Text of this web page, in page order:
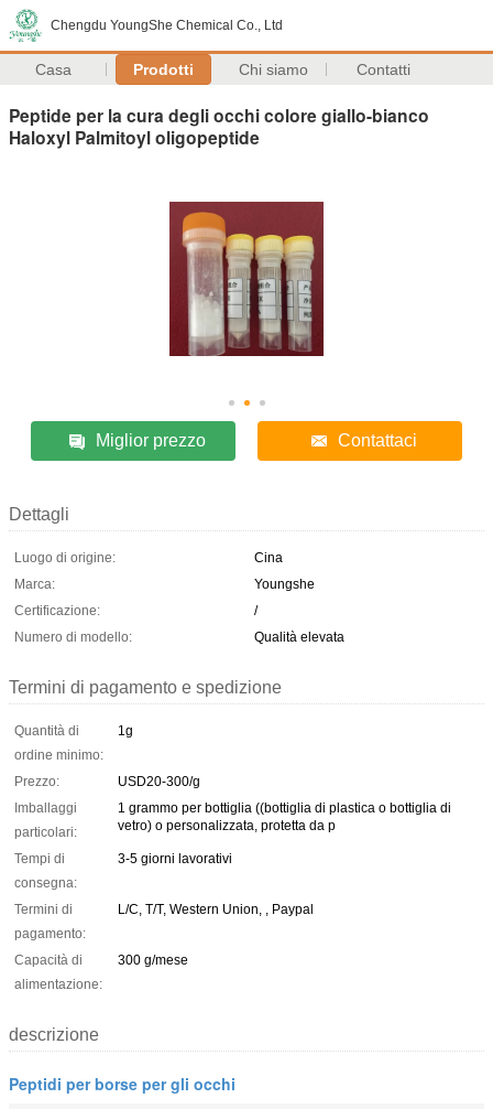
Chengdu YoungShe Chemical Co., Ltd
Casa Prodotti Chi siamo Contatti
Peptide per la cura degli occhi colore giallo-bianco
Haloxyl Palmitoyl oligopeptide
Miglior prezzo Contattaci
Dettagli
Luogo di origine:
Cina
Marca:
Youngshe
Certificazione:
/
Numero di modello:
Qualità elevata
Termini di pagamento e spedizione
Quantità di
ordine minimo:
1g
Prezzo:
USD20-300/g
Imballaggi
particolari:
1 grammo per bottiglia ((bottiglia di plastica o bottiglia di
vetro) o personalizzata, protetta da p
Tempi di
consegna:
3-5 giorni lavorativi
Termini di
pagamento:
L/C, T/T, Western Union, , Paypal
Capacità di
alimentazione:
300 g/mese
descrizione
Peptidi per borse per gli occhi